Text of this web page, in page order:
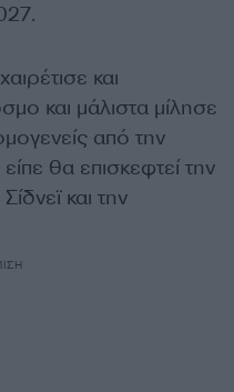
και
και μάλιστα μίλησε
από την
θα επισκεφτεί την
και την